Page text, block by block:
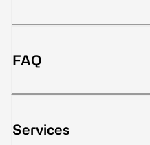
FAQ
Services